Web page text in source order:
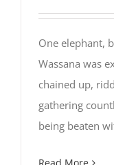
One elephant,
Wassana was
chained up,
gathering
being beaten